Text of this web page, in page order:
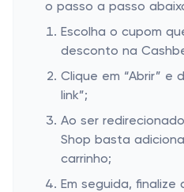
o passo a passo
Escolha o cupom
desconto na
Clique em “Abrir” e
link”;
Ao ser
Shop basta
carrinho;
Em seguida,